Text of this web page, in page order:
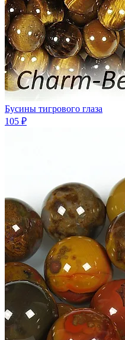
Бусины тигрового глаза
105 ₽